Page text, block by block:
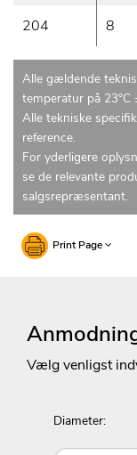
204 8
Alle gældende
temperatur på 23°C
Alle tekniske
reference.
For yderligere
se de relevante
salgsrepræsentant.
Print Page
Vælg venligst
Diameter: